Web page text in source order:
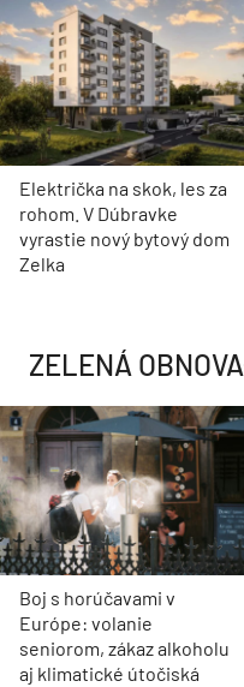
Električka na skok, les za
rohom. V Dúbravke
vyrastie nový bytový dom
Zelka
ZELENÁ OBNOVA
Boj s horúčavami v
Európe: volanie
seniorom, zákaz alkoholu
aj klimatické útočiská